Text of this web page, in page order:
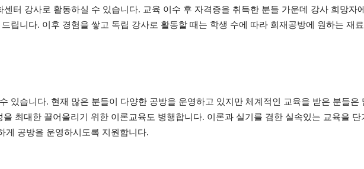
터 강사로 활동하실 수 있습니다. 교육 이수 후 자격증을 취득한 분들 가운데 강사 희망자
립니다. 이후 경험을 쌓고 독립 강사로 활동할 때는 학생 수에 따라 희재공방에 원하는 재
있습니다. 현재 많은 분들이 다양한 공방을 운영하고 있지만 체계적인 교육을 받은 분들은
최대한 끌어올리기 위한 이론교육도 병행합니다. 이론과 실기를 겸한 실속있는 교육을 단
게 공방을 운영하시도록 지원합니다.